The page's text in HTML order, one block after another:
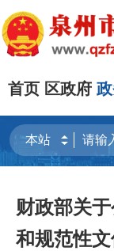
首页 区政府
财政部关
和规范性